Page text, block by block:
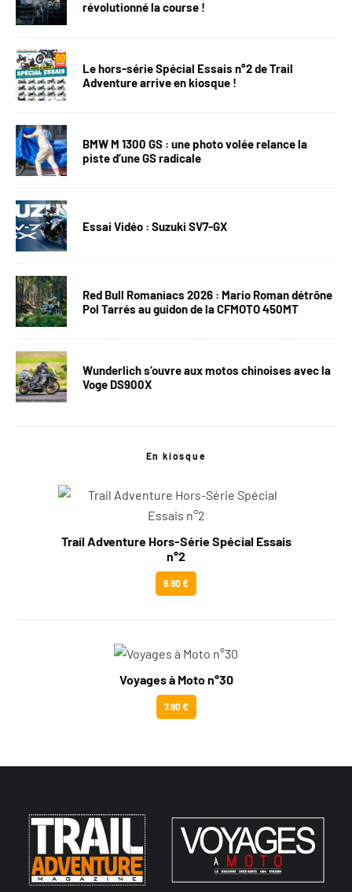
révolutionné la course !
Le hors-série Spécial Essais n°2 de Trail
Adventure arrive en kiosque !
BMW M 1300 GS : une photo volée relance la
piste d’une GS radicale
Essai Vidéo : Suzuki SV7-GX
Red Bull Romaniacs 2026 : Mario Roman détrône
Pol Tarrés au guidon de la CFMOTO 450MT
Wunderlich s’ouvre aux motos chinoises avec la
Voge DS900X
En kiosque
Trail Adventure Hors-Série Spécial Essais
n°2
9.90 €
Voyages à Moto n°30
7.90 €